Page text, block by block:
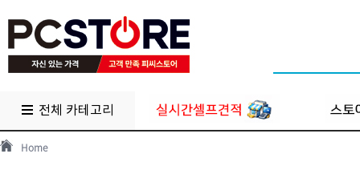
전체 카테고리
Home